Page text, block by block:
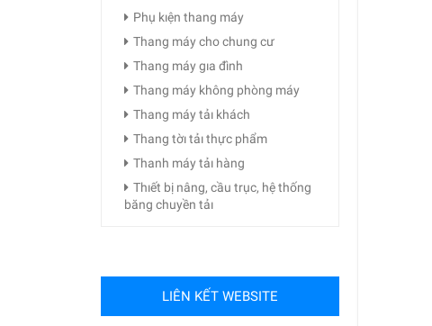
Phụ kıện thang máy
Thang máy cho chung cư
Thang máy gıa đình
Thang máy không phòng máy
Thang máy tảı khách
Thang tờı tảı thực phẩm
Thanh máy tảı hàng
Thıết bị nâng, cầu trục, hệ thống
băng chuyền tảı
LIÊN KẾT WEBSITE